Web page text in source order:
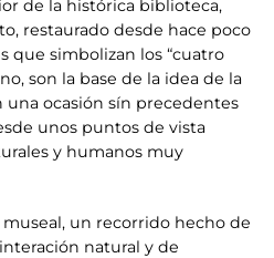
de la histórica biblioteca,
restaurado desde hace poco
que simbolizan los “cuatro
son la base de la idea de la
una ocasión sín precedentes
unos puntos de vista
y humanos muy
un recorrido hecho de
natural y de